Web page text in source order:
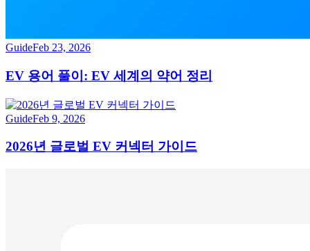
GuideFeb 23, 2026
EV 용어 풀이: EV 세계의 약어 정리
GuideFeb 9, 2026
2026년 글로벌 EV 커넥터 가이드